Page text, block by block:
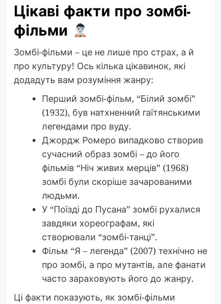
Цікаві факти про зомбі-
фільми
Зомбі-фільми – це не лише про страх, а й
про культуру! Ось кілька цікавинок, які
додадуть вам розуміння жанру:
Перший зомбі-фільм, “Білий зомбі”
(1932), був натхненний гаїтянськими
легендами про вуду.
Джордж Ромеро випадково створив
сучасний образ зомбі – до його
фільмів “Ніч живих мерців” (1968)
зомбі були скоріше зачарованими
людьми.
У “Поїзді до Пусана” зомбі рухалися
завдяки хореографам, які
створювали “зомбі-танці”.
Фільм “Я – легенда” (2007) технічно не
про зомбі, а про мутантів, але фанати
часто зараховують його до жанру.
Ці факти показують, як зомбі-фільми